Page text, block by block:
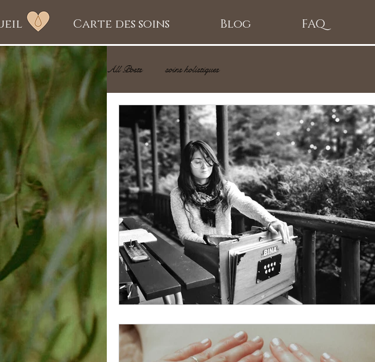
Carte des soins Blog FAQ
All Posts soins holistiques